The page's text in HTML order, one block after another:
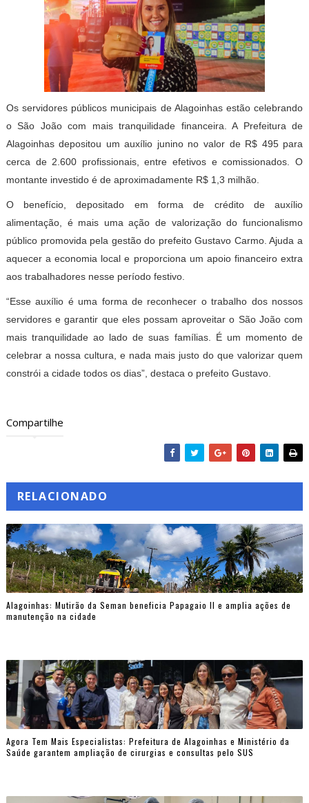
Os servidores públicos municipais de Alagoinhas estão celebrando
o São João com mais tranquilidade financeira. A Prefeitura de
Alagoinhas depositou um auxílio junino no valor de R$ 495 para
cerca de 2.600 profissionais, entre efetivos e comissionados. O
montante investido é de aproximadamente R$ 1,3 milhão.
O benefício, depositado em forma de crédito de auxílio
alimentação, é mais uma ação de valorização do funcionalismo
público promovida pela gestão do prefeito Gustavo Carmo. Ajuda a
aquecer a economia local e proporciona um apoio financeiro extra
aos trabalhadores nesse período festivo.
“Esse auxílio é uma forma de reconhecer o trabalho dos nossos
servidores e garantir que eles possam aproveitar o São João com
mais tranquilidade ao lado de suas famílias. É um momento de
celebrar a nossa cultura, e nada mais justo do que valorizar quem
constrói a cidade todos os dias”, destaca o prefeito Gustavo.
Compartilhe
RELACIONADO
Alagoinhas: Mutirão da Seman beneficia Papagaio II e amplia ações de
manutenção na cidade
Agora Tem Mais Especialistas: Prefeitura de Alagoinhas e Ministério da
Saúde garantem ampliação de cirurgias e consultas pelo SUS